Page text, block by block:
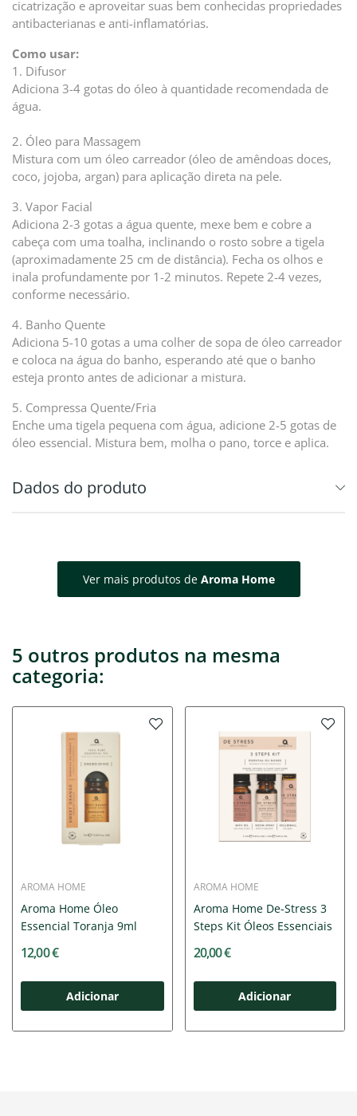
cicatrização e aproveitar suas bem conhecidas propriedades
antibacterianas e anti-inflamatórias.
Como usar:
1. Difusor
Adiciona 3-4 gotas do óleo à quantidade recomendada de
água.
2. Óleo para Massagem
Mistura com um óleo carreador (óleo de amêndoas doces,
coco, jojoba, argan) para aplicação direta na pele.
3. Vapor Facial
Adiciona 2-3 gotas a água quente, mexe bem e cobre a
cabeça com uma toalha, inclinando o rosto sobre a tigela
(aproximadamente 25 cm de distância). Fecha os olhos e
inala profundamente por 1-2 minutos. Repete 2-4 vezes,
conforme necessário.
4. Banho Quente
Adiciona 5-10 gotas a uma colher de sopa de óleo carreador
e coloca na água do banho, esperando até que o banho
esteja pronto antes de adicionar a mistura.
5. Compressa Quente/Fria
Enche uma tigela pequena com água, adicione 2-5 gotas de
óleo essencial. Mistura bem, molha o pano, torce e aplica.
Dados do produto
Ver mais produtos de Aroma Home
5 outros produtos na mesma
categoria:
AROMA HOME
Aroma Home Óleo
Essencial Toranja 9ml
12,00 €
Adicionar
AROMA HOME
Aroma Home De-Stress 3
Steps Kit Óleos Essenciais
20,00 €
Adicionar